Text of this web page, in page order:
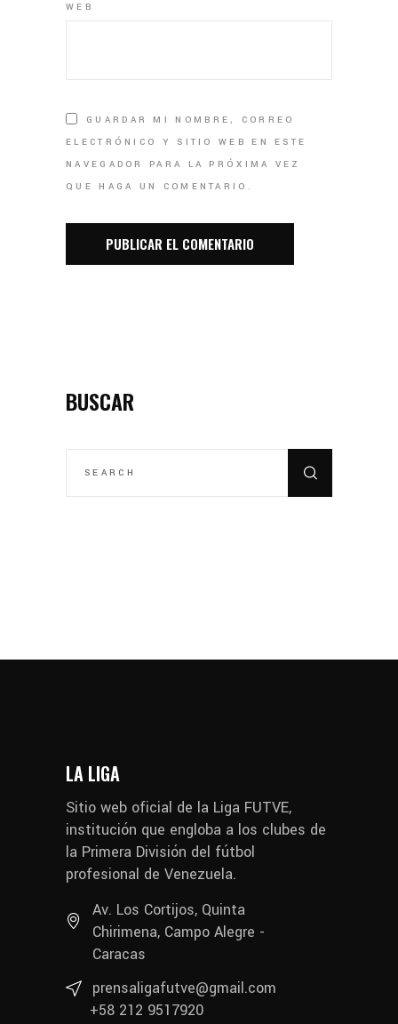
WEB
GUARDAR MI NOMBRE, CORREO
ELECTRÓNICO Y SITIO WEB EN ESTE
NAVEGADOR PARA LA PRÓXIMA VEZ
QUE HAGA UN COMENTARIO.
BUSCAR
LA LIGA
Sitio web oficial de la Liga FUTVE,
institución que engloba a los clubes de
la Primera División del fútbol
profesional de Venezuela.
Av. Los Cortijos, Quinta
Chirimena, Campo Alegre -
Caracas
prensaligafutve@gmail.com
+58 212 9517920